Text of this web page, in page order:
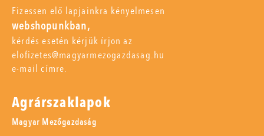
Fizessen elő lapjainkra kényelmesen
webshopunkban,
kérdés esetén kérjük írjon az
elofizetes@magyarmezogazdasag.hu
e-mail címre.
Agrárszaklapok
Magyar Mezőgazdaság